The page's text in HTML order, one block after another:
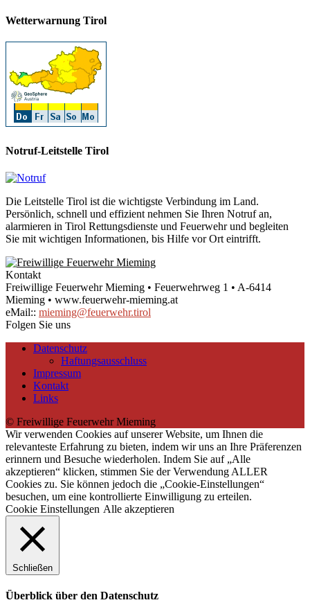
Wetterwarnung Tirol
Notruf-Leitstelle Tirol
Die Leitstelle Tirol ist die wichtigste Verbindung im Land.
Persönlich, schnell und effizient nehmen Sie Ihren Notruf an,
alarmieren in Tirol Rettungsdienste und Feuerwehr und begleiten
Sie mit wichtigen Informationen, bis Hilfe vor Ort eintrifft.
Kontakt
Freiwillige Feuerwehr Mieming • Feuerwehrweg 1 • A-6414
Mieming • www.feuerwehr-mieming.at
eMail:: mieming@feuerwehr.tirol
Folgen Sie uns
Datenschutz
Haftungsausschluss
Impressum
Kontakt
Links
© Freiwillige Feuerwehr Mieming
Wir verwenden Cookies auf unserer Website, um Ihnen die
relevanteste Erfahrung zu bieten, indem wir uns an Ihre Präferenzen
erinnern und Besuche wiederholen. Indem Sie auf „Alle
akzeptieren“ klicken, stimmen Sie der Verwendung ALLER
Cookies zu. Sie können jedoch die „Cookie-Einstellungen“
besuchen, um eine kontrollierte Einwilligung zu erteilen.
Cookie Einstellungen Alle akzeptieren
Schließen
Überblick über den Datenschutz